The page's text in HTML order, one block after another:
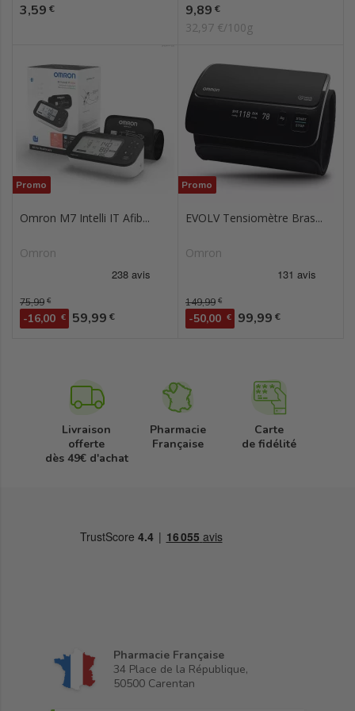
Prix
3,59 € Prix
9,89 €
32,97 €/100g
Promo
Omron M7 Intelli IT Afib...
Omron
Prix de base
75,99 €
-16,00 € Prix
59,99 €
Promo
EVOLV Tensiomètre Bras...
Omron
Prix de base
149,99 €
-50,00 € Prix
99,99 €
Livraison
offerte
dès 49€ d'achat
Pharmacie
Française
Carte
de fidélité
Pharmacie Française
34 Place de la République,
50500 Carentan